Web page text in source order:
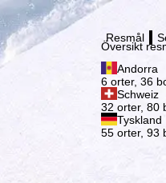
Registrering
Resmål
Översikt
Andorra
6 orter, 36
Schweiz
32 orter, 80
Tyskland
55 orter, 93